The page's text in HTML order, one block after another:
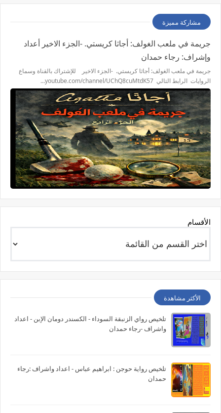
مشاركة مميزة
جريمة في ملعب الغولف: أجاثا كريستي. -الجزء الاخير أعداد
وإشراف: رجاء حمدان
جريمة في ملعب الغولف: أجاثا كريستي. -الجزء الاخير للإشتراك بالقناة وسماع
الروايات الرابط التالي youtube.com/channel/UChQ8cuMtdK57…
الأقسام
الأكثر مشاهدة
تلخيص رواي الزنبقة السوداء - الكسندر دومان الإبن - اعداد
واشراف -رجاء حمدان
تلخيص رواية حوجن : ابراهيم عباس - اعداد واشراف :رجاء
حمدان